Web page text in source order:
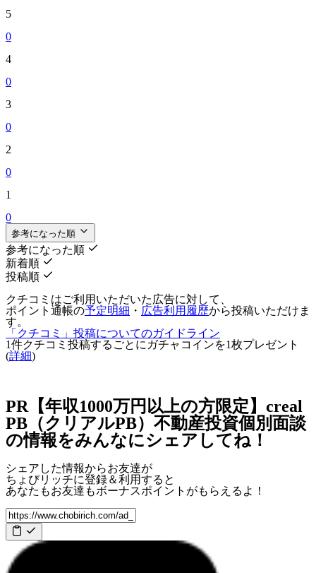
5
0
4
0
3
0
2
0
1
0
参考になった順
参考になった順
新着順
投稿順
クチコミはご利用いただいた広告に対して、
ポイント通帳の予定明細 ・ 広告利用履歴から投稿いただけま
す。
「クチコミ」投稿についてのガイドライン
1件クチコミ投稿するごとに ガチャコインを1枚プレゼント
(詳細)
PR【年収1000万円以上の方限定】creal
PB（クリアルPB）不動産投資個別面談
の情報をみんなにシェアしてね！
シェアした情報からお友達が
ちょびリッチに登録＆利用すると
あなたもお友達もボーナスポイント がもらえるよ！